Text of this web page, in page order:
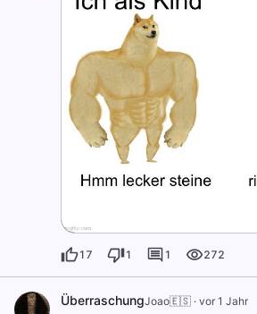
17 1 1 272
ÜberraschungJoao🇪🇸 · vor 1 Jahr